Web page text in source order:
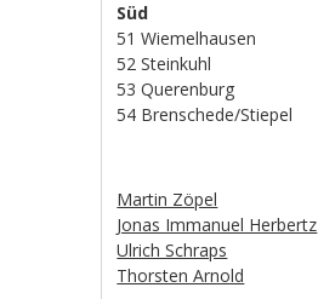
Süd
51 Wiemelhausen
52 Steinkuhl
53 Querenburg
54 Brenschede/Stiepel
Martin Zöpel
Jonas Immanuel Herbertz
Ulrich Schraps
Thorsten Arnold